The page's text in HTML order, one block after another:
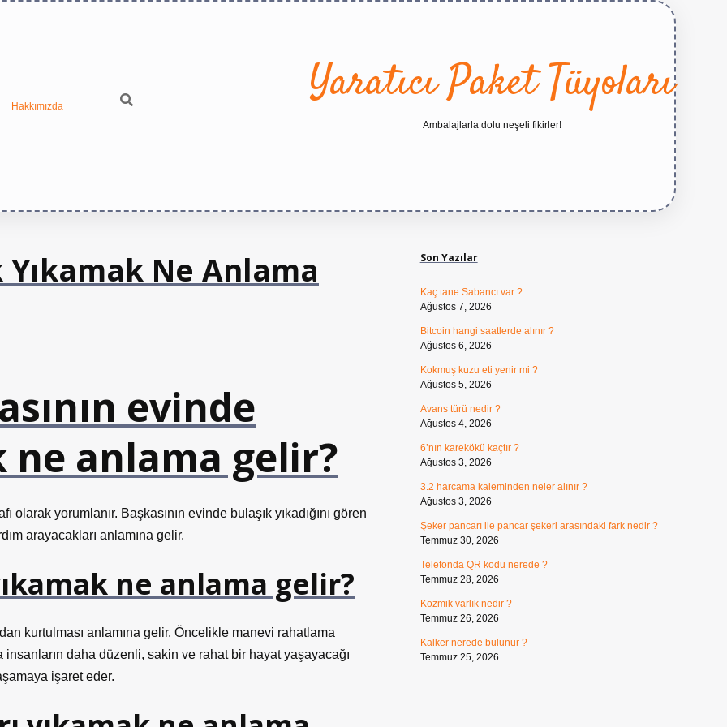
Hakkımızda Yaratıcı Paket Tüyoları
Ambalajlarla dolu neşeli fikirler!
Yıkamak Ne Anlama
evinde
ne anlama gelir?
olarak yorumlanır. Başkasının evinde bulaşık yıkadığını gören
arayacakları anlamına gelir.
ne anlama gelir?
kurtulması anlamına gelir. Öncelikle manevi rahatlama
insanların daha düzenli, sakin ve rahat bir hayat yaşayacağı
işaret eder.
Son Yazılar
Kaç tane Sabancı var ?
Ağustos 7, 2026
Bitcoin hangi saatlerde alınır ?
Ağustos 6, 2026
Kokmuş kuzu eti yenir mi ?
Ağustos 5, 2026
Avans türü nedir ?
Ağustos 4, 2026
6’nın karekökü kaçtır ?
Ağustos 3, 2026
3.2 harcama kaleminden neler alınır ?
Ağustos 3, 2026
Şeker pancarı ile pancar şekeri arasındaki fark nedir ?
Temmuz 30, 2026
Telefonda QR kodu nerede ?
Temmuz 28, 2026
Kozmik varlık nedir ?
Temmuz 26, 2026
Kalker nerede bulunur ?
Temmuz 25, 2026